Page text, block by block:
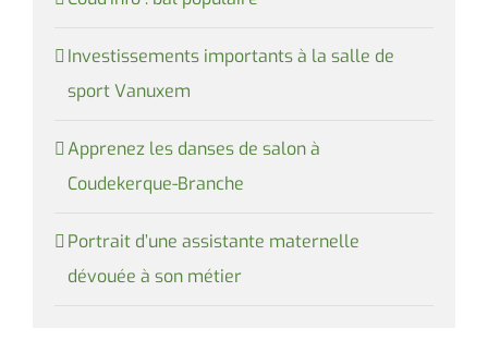
Investissements importants à la salle de
sport Vanuxem
Apprenez les danses de salon à
Coudekerque-Branche
Portrait d’une assistante maternelle
dévouée à son métier